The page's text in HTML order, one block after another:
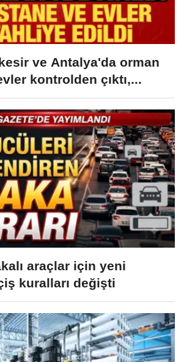
ve Antalya'da orman
kontrolden çıktı,...
araçlar için yeni
kuralları değişti